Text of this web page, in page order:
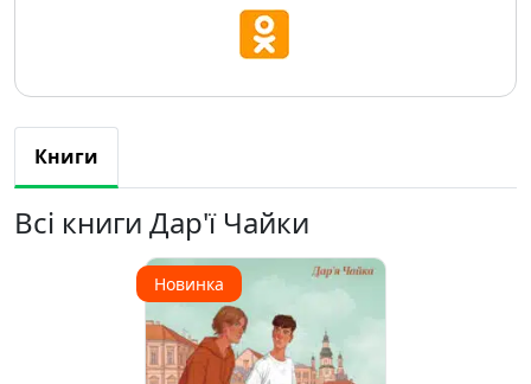
Книги
Всі книги Дар'ї Чайки
Новинка